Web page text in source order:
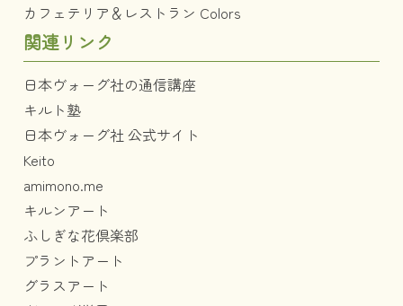
カフェテリア＆レストラン Colors
関連リンク
日本ヴォーグ社の通信講座
キルト塾
日本ヴォーグ社 公式サイト
Keito
amimono.me
キルンアート
ふしぎな花倶楽部
プラントアート
グラスアート